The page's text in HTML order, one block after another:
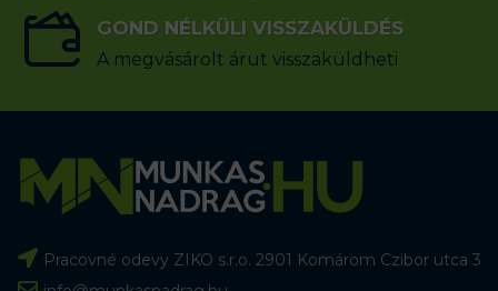
GOND NÉLKÜLI VISSZAKÜLDÉS
A megvásárolt árut visszaküldheti
Pracovné odevy ZIKO s.r.o. 2901 Komárom Czibor utca 3